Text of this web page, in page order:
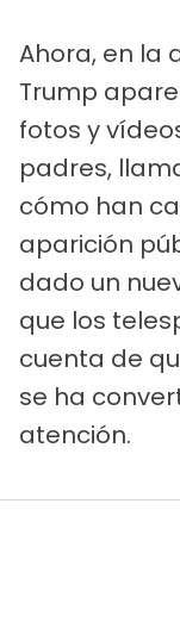
Ahora, en la
Trump
fotos y
padres,
cómo han
aparición
dado un
que los
cuenta de
se ha
atención.